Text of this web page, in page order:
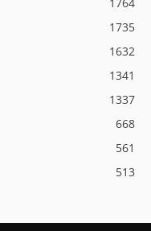
1735
1632
1341
1337
668
561
513